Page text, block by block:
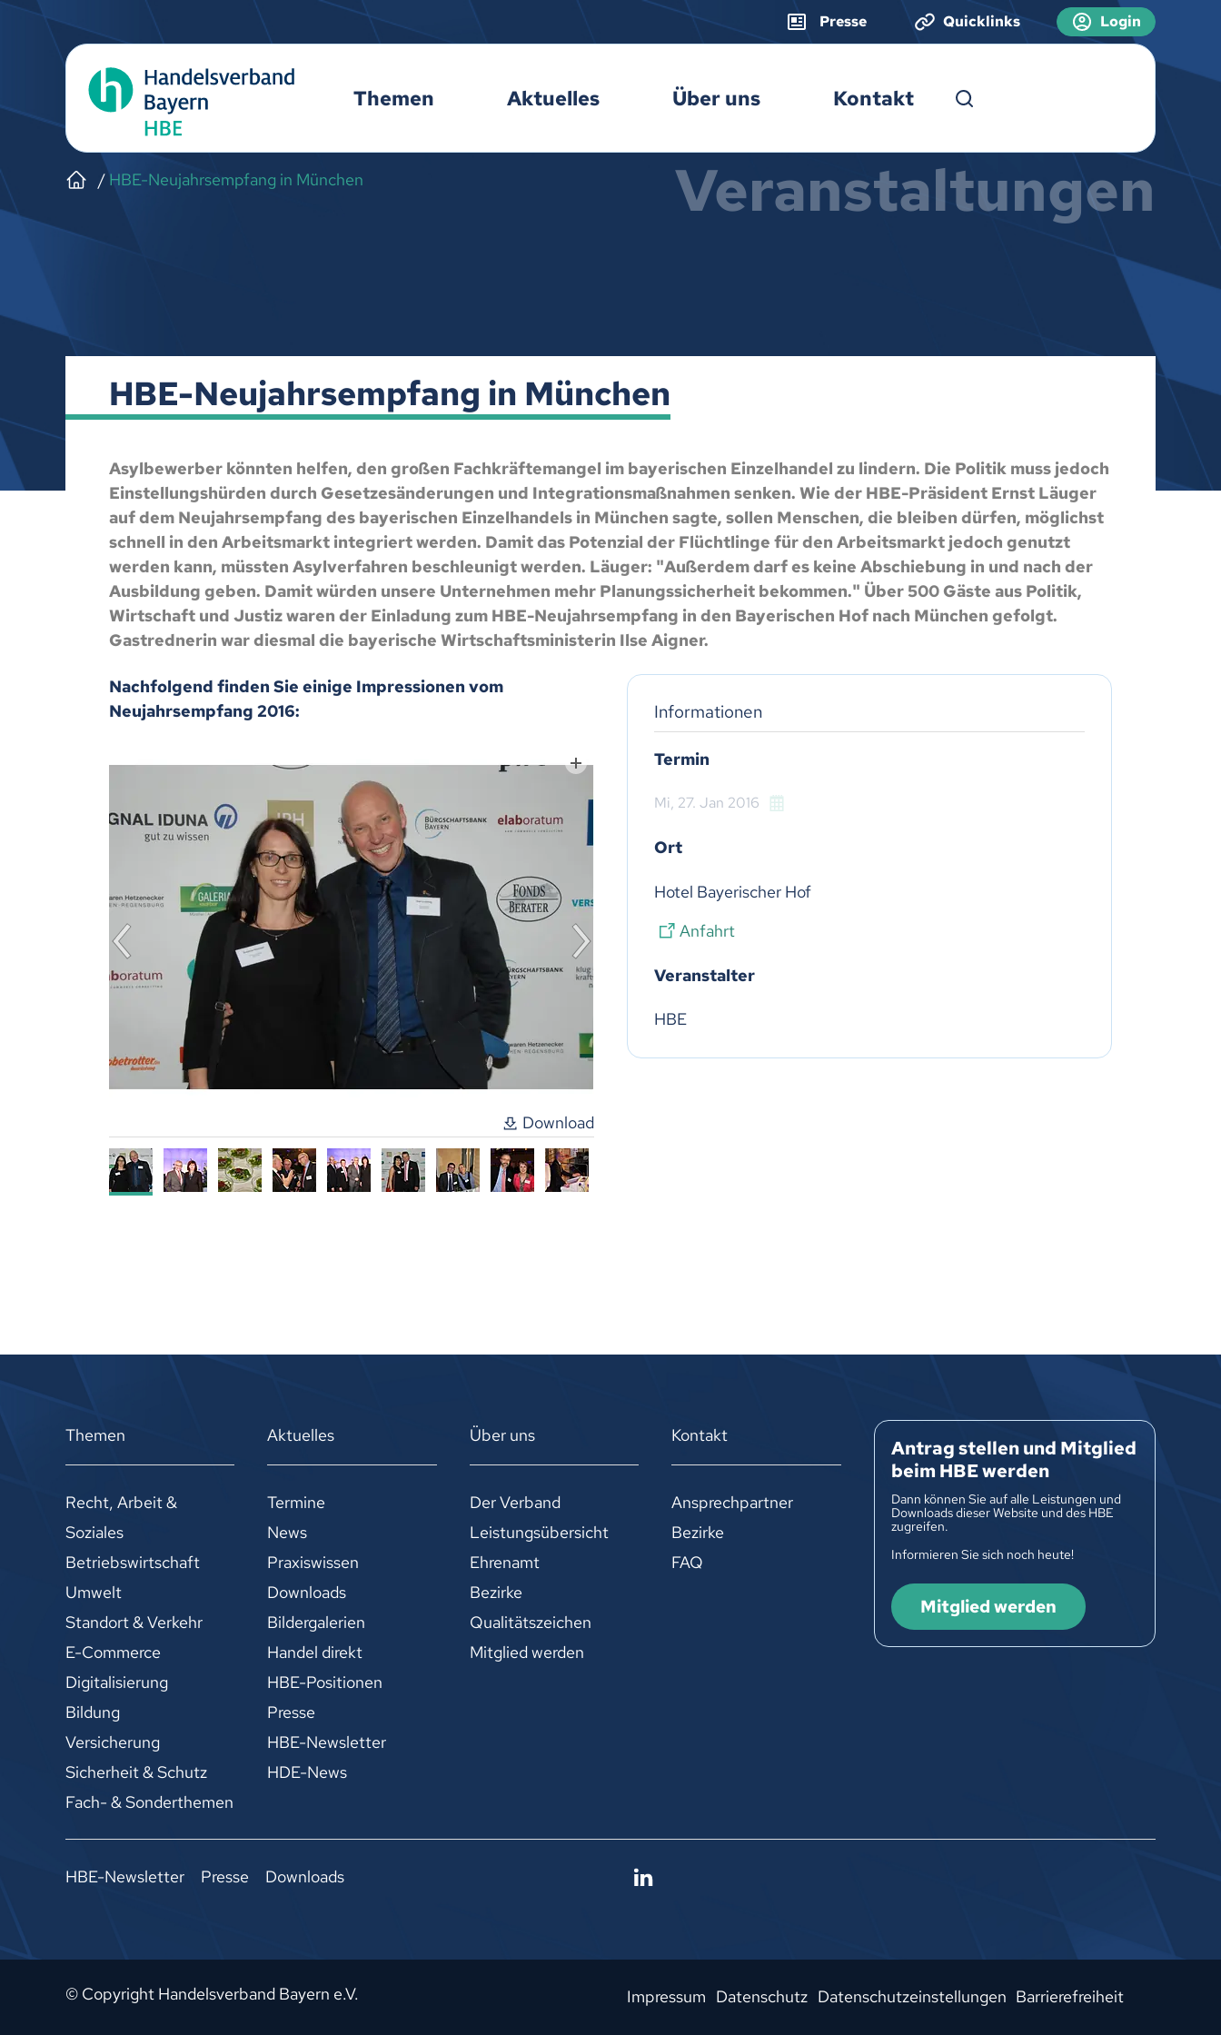
Presse Quicklinks Login
Themen Aktuelles Über uns Kontakt
HBE-Neujahrsempfang in München Veranstaltungen
HBE-Neujahrsempfang in München
Asylbewerber könnten helfen, den großen Fachkräftemangel im bayerischen Einzelhandel zu lindern. Die Politik muss jedoch
Einstellungshürden durch Gesetzesänderungen und Integrationsmaßnahmen senken. Wie der HBE-Präsident Ernst Läuger
auf dem Neujahrsempfang des bayerischen Einzelhandels in München sagte, sollen Menschen, die bleiben dürfen, möglichst
schnell in den Arbeitsmarkt integriert werden. Damit das Potenzial der Flüchtlinge für den Arbeitsmarkt jedoch genutzt
werden kann, müssten Asylverfahren beschleunigt werden. Läuger: "Außerdem darf es keine Abschiebung in und nach der
Ausbildung geben. Damit würden unsere Unternehmen mehr Planungssicherheit bekommen." Über 500 Gäste aus Politik,
Wirtschaft und Justiz waren der Einladung zum HBE-Neujahrsempfang in den Bayerischen Hof nach München gefolgt.
Gastrednerin war diesmal die bayerische Wirtschaftsministerin Ilse Aigner.
Nachfolgend finden Sie einige Impressionen vom
Neujahrsempfang 2016:
Download
Informationen
Termin
Mi, 27. Jan 2016
Ort
Hotel Bayerischer Hof
Anfahrt
Veranstalter
HBE
Themen
Recht, Arbeit &
Soziales
Betriebswirtschaft
Umwelt
Standort & Verkehr
E-Commerce
Digitalisierung
Bildung
Versicherung
Sicherheit & Schutz
Fach- & Sonderthemen
Aktuelles
Termine
News
Praxiswissen
Downloads
Bildergalerien
Handel direkt
HBE-Positionen
Presse
HBE-Newsletter
HDE-News
Über uns
Der Verband
Leistungsübersicht
Ehrenamt
Bezirke
Qualitätszeichen
Mitglied werden
Kontakt
Ansprechpartner
Bezirke
FAQ
Antrag stellen und Mitglied
beim HBE werden
Dann können Sie auf alle Leistungen und
Downloads dieser Website und des HBE
zugreifen.
Informieren Sie sich noch heute!
Mitglied werden
HBE-Newsletter Presse Downloads
© Copyright Handelsverband Bayern e.V. Impressum Datenschutz Datenschutzeinstellungen Barrierefreiheit